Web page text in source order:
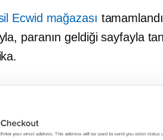
Ecwid mağazası
paranın geldiği sayfayla